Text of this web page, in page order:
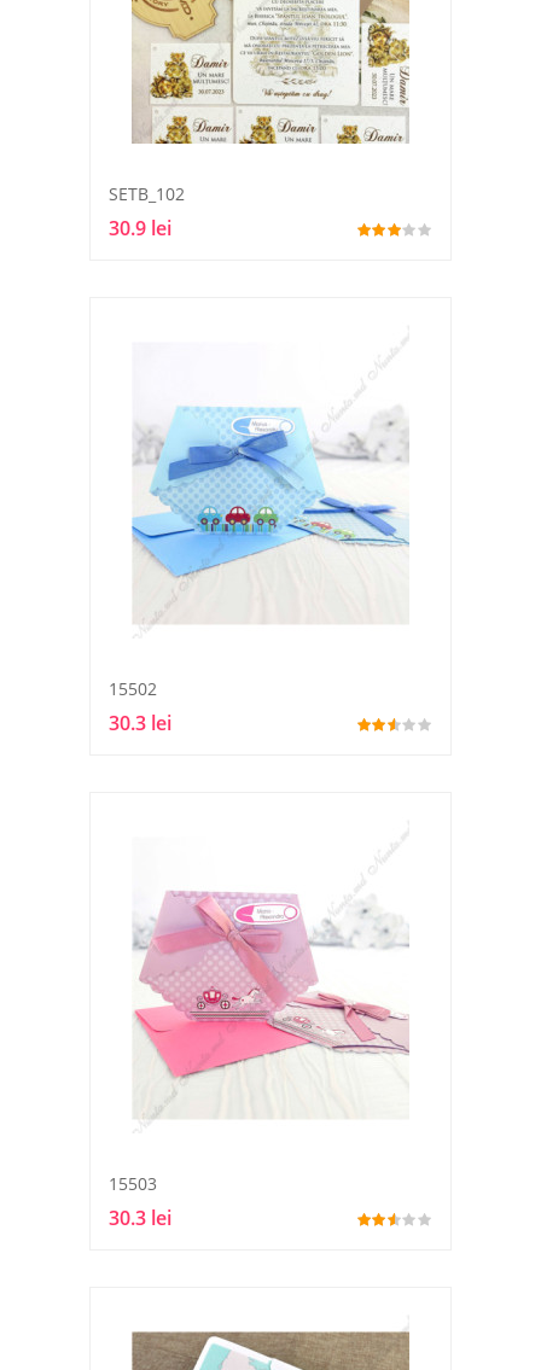
SETB_102
30.9 lei
15502
30.3 lei
15503
30.3 lei